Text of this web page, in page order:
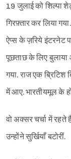
19 जुलाई को शिल्पा
गिरफ़्तार कर लिया
ऐप्स के ज़रिये इंटरनेट
पूछताछ के लिए बुलाया
गया. राज एक ब्रिटिश
में आए. भारतीयमूल के
वो अक्सर चर्चा में
उन्होंने सुर्खियाँ बटोरीं.